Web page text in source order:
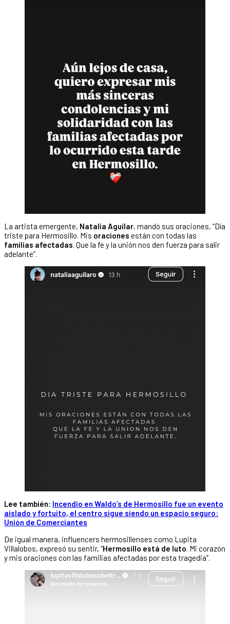
La artista emergente, Natalia Aguilar, mandó sus oraciones, “Día
triste para Hermosillo. Mis oraciones están con todas las
familias afectadas. Que la fe y la unión nos den fuerza para salir
adelante”.
Lee también: Incendio en Waldo’s de Hermosillo fue un evento
aislado y fortuito, el centro sigue siendo un espacio seguro:
Unión de Comerciantes
De igual manera, influencers hermosillenses como Lupita
Villalobos, expresó su sentir, “Hermosillo está de luto. Mi corazón
y mis oraciones con las familias afectadas por esta tragedia”.